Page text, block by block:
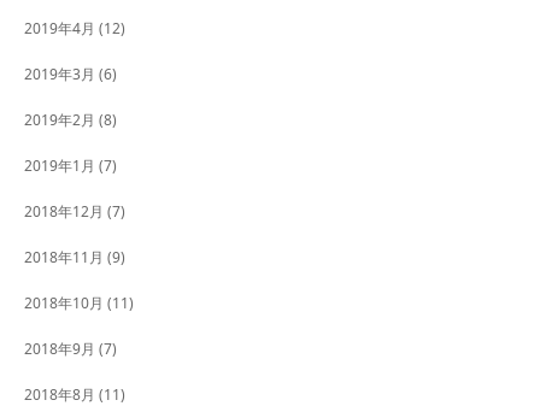
2019年4月 (12)
2019年3月 (6)
2019年2月 (8)
2019年1月 (7)
2018年12月 (7)
2018年11月 (9)
2018年10月 (11)
2018年9月 (7)
2018年8月 (11)